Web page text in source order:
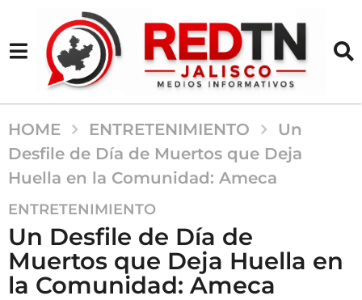
HOME ENTRETENIMIENTO
Un
Desfile de Día de Muertos que Deja
Huella en la Comunidad: Ameca
2
a
ñ
o
ENTRETENIMIENTO
Un Desfile de Día de
Muertos que Deja Huella en
la Comunidad: Ameca